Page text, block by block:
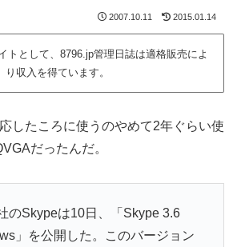
2007.10.11 2015.01.14
トとして、8796.jp管理日誌は適格販売によ
り収入を得ています。
したころに使うのやめて2年ぐらい使
だったんだ。
のSkypeは10日、「Skype 3.6
」を公開した。このバージョン